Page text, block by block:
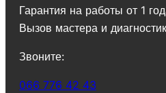
Гарантия на работы от 1
Вызов мастера и
Звоните:
066 776 42 43